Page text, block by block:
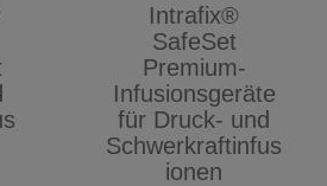
Intrafix®
SafeSet
Premium-
Infusionsgeräte
für Druck- und
Schwerkraftinfus
ionen